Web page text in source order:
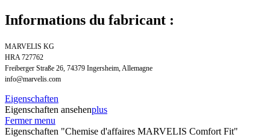
Informations du fabricant :
MARVELIS KG
HRA 727762
Freiberger Straße 26, 74379 Ingersheim, Allemagne
info@marvelis.com
Eigenschaften
Eigenschaften ansehenplus
Fermer menu
Eigenschaften "Chemise d'affaires MARVELIS Comfort Fit"